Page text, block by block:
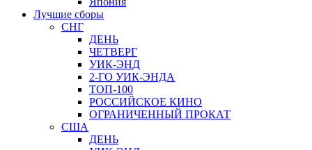
Лучшие сборы
СНГ
ДЕНЬ
ЧЕТВЕРГ
УИК-ЭНД
2-ГО УИК-ЭНДА
ТОП-100
РОССИЙСКОЕ КИНО
ОГРАНИЧЕННЫЙ ПРОКАТ
США
ДЕНЬ